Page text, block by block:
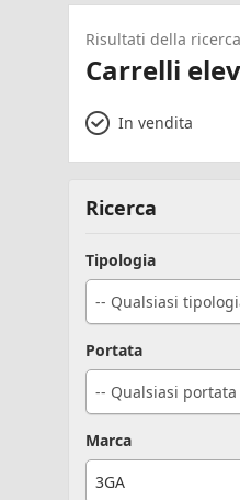
Risultati della ricerca
Carrelli
In vendita
Ricerca
Tipologia
-- Qualsiasi
Portata
-- Qualsiasi portata
Marca
3GA